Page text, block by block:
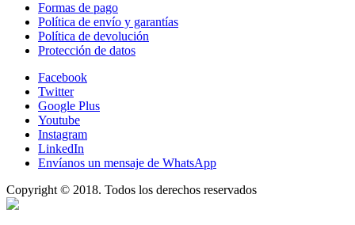
Formas de pago
Política de envío y garantías
Política de devolución
Protección de datos
Facebook
Twitter
Google Plus
Youtube
Instagram
LinkedIn
Envíanos un mensaje de WhatsApp
Copyright © 2018. Todos los derechos reservados